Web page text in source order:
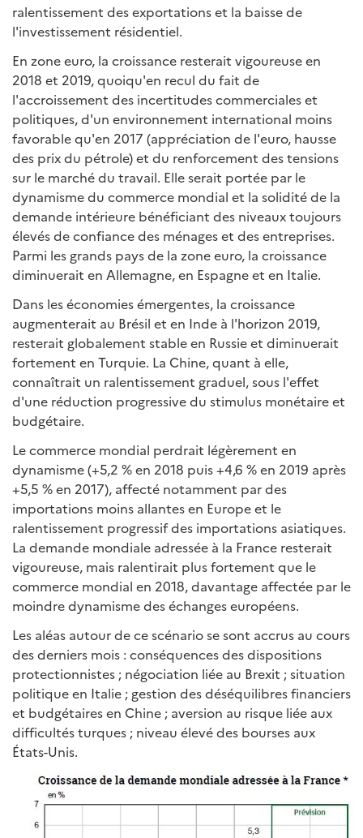
ralentissement des exportations et la baisse de
l'investissement résidentiel.
En zone euro, la croissance resterait vigoureuse en
2018 et 2019, quoiqu'en recul du fait de
l'accroissement des incertitudes commerciales et
politiques, d'un environnement international moins
favorable qu'en 2017 (appréciation de l'euro, hausse
des prix du pétrole) et du renforcement des tensions
sur le marché du travail. Elle serait portée par le
dynamisme du commerce mondial et la solidité de la
demande intérieure bénéficiant des niveaux toujours
élevés de confiance des ménages et des entreprises.
Parmi les grands pays de la zone euro, la croissance
diminuerait en Allemagne, en Espagne et en Italie.
Dans les économies émergentes, la croissance
augmenterait au Brésil et en Inde à l'horizon 2019,
resterait globalement stable en Russie et diminuerait
fortement en Turquie. La Chine, quant à elle,
connaîtrait un ralentissement graduel, sous l'effet
d'une réduction progressive du stimulus monétaire et
budgétaire.
Le commerce mondial perdrait légèrement en
dynamisme (+5,2 % en 2018 puis +4,6 % en 2019 après
+5,5 % en 2017), affecté notamment par des
importations moins allantes en Europe et le
ralentissement progressif des importations asiatiques.
La demande mondiale adressée à la France resterait
vigoureuse, mais ralentirait plus fortement que le
commerce mondial en 2018, davantage affectée par le
moindre dynamisme des échanges européens.
Les aléas autour de ce scénario se sont accrus au cours
des derniers mois : conséquences des dispositions
protectionnistes ; négociation liée au Brexit ; situation
politique en Italie ; gestion des déséquilibres financiers
et budgétaires en Chine ; aversion au risque liée aux
difficultés turques ; niveau élevé des bourses aux
États-Unis.